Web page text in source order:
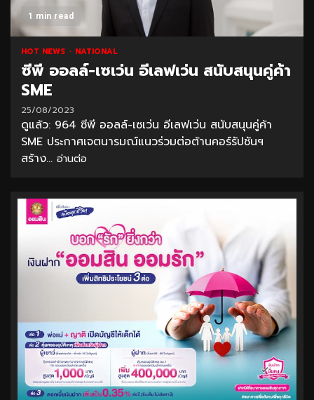
1 min read
HOT NEWS NATIONAL
ซีพี ออลล์-เซเว่น อีเลฟเว่น สนับสนุนคู่ค้า
SME
25/08/2023
ดูแล้ว: 964 ซีพี ออลล์-เซเว่น อีเลฟเว่น สนับสนุนคู่ค้า
SME ประกาศเจตนารมณ์แนวร่วมต่อต้านคอร์รัปชันฯ
สร้าง... อ่านต่อ